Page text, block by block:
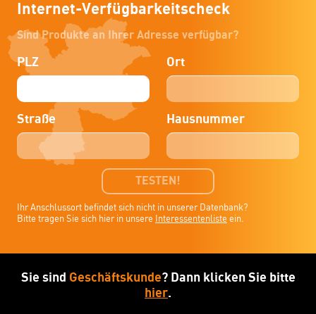
Internet-Verfügbarkeitscheck
Sind Produkte an Ihrer Adresse verfügbar?
PLZ Ort
Straße Hausnummer
TESTEN!
Ihr Anschlussort befindet sich nicht in unserer Datenbank?
Bitte tragen Sie sich hier in unsere
Interessentenliste ein.
Sie sind Geschäftskunde? Dann klicken Sie bitte
hier.